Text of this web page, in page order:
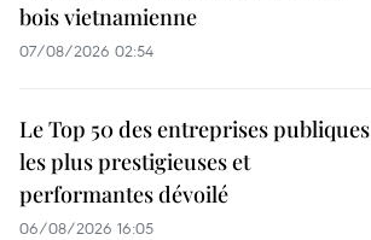
bois vietnamienne
07/08/2026 02:54
Le Top 50 des entreprises publiques
les plus prestigieuses et
performantes dévoilé
06/08/2026 16:05